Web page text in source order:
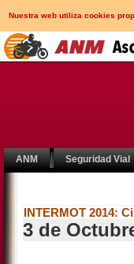
Nuestra web utiliza cookies
ANM Seguridad Vial
INTERMOT 2014:
3 de